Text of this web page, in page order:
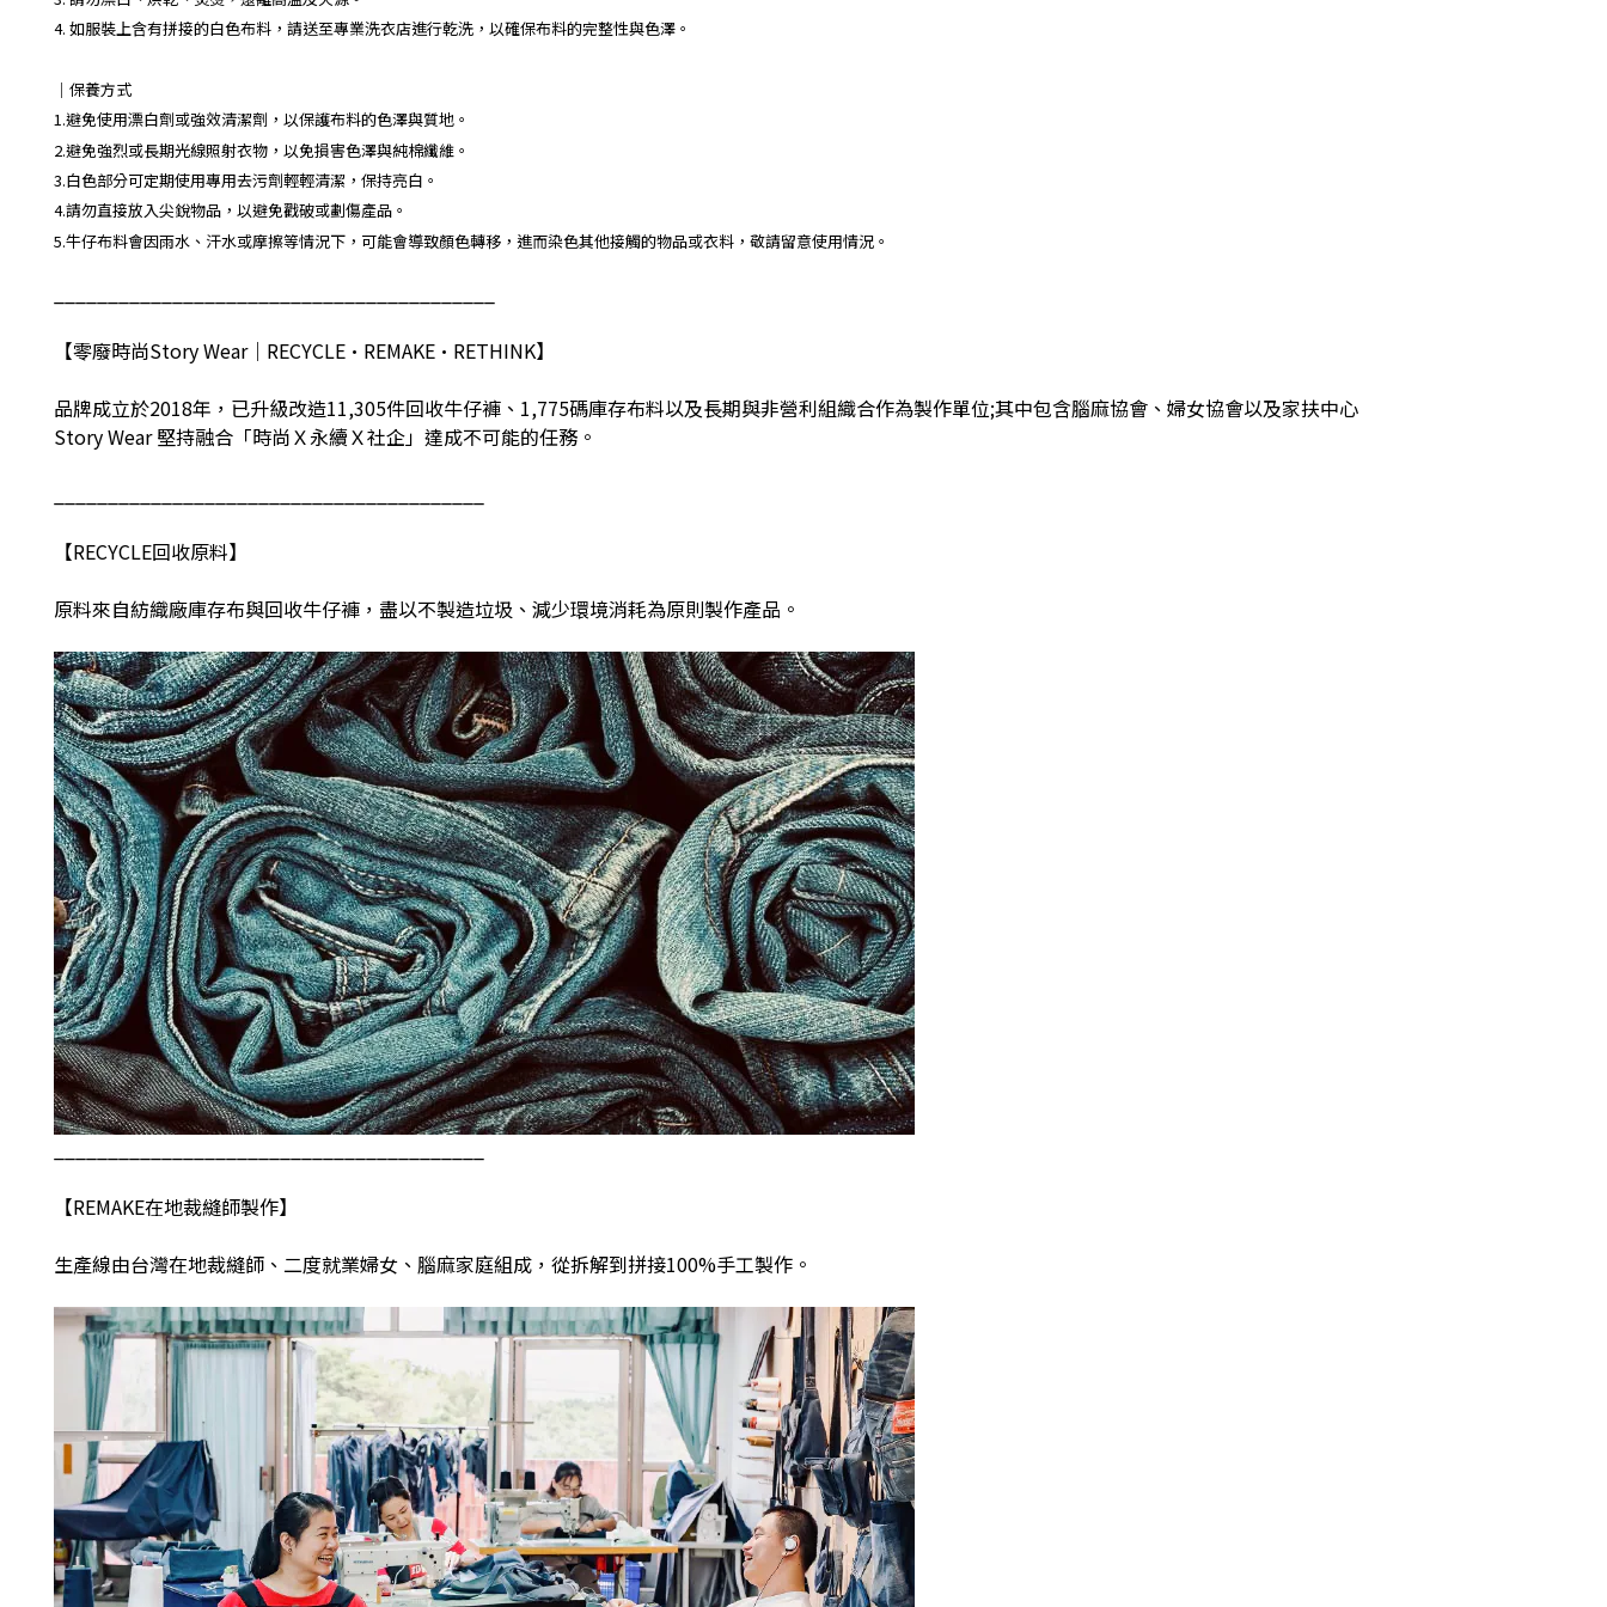
4. 如服裝上含有拼接的白色布料，請送至專業洗衣店進行乾洗，以確保布料的完整性與色澤。
｜保養方式
1.避免使用漂白劑或強效清潔劑，以保護布料的色澤與質地。
2.避免強烈或長期光線照射衣物，以免損害色澤與純棉纖維。
3.白色部分可定期使用專用去污劑輕輕清潔，保持亮白。
4.請勿直接放入尖銳物品，以避免戳破或劃傷產品。
5.牛仔布料會因雨水、汗水或摩擦等情況下，可能會導致顏色轉移，進而染色其他接觸的物品或衣料，敬請留意使用情況。
【零廢時尚Story Wear｜ RECYCLE•REMAKE•RETHINK】
品牌成立於2018年，已升級改造11,305件回收牛仔褲、 1,775碼庫存布料以及長期與非營利組織合作為製作單位;其中包含腦麻協會、婦女協會以及家扶中心
Story Wear堅持融合「時尚Ｘ永續Ｘ社企」達成不可能的任務。
【RECYCLE回收原料】
原料來自紡織廠庫存布與回收牛仔褲，盡以不製造垃圾、減少環境消耗為原則製作產品。
【REMAKE在地裁縫師製作】
生產線由台灣在地裁縫師、二度就業婦女、腦麻家庭組成，從拆解到拼接100%手工製作。